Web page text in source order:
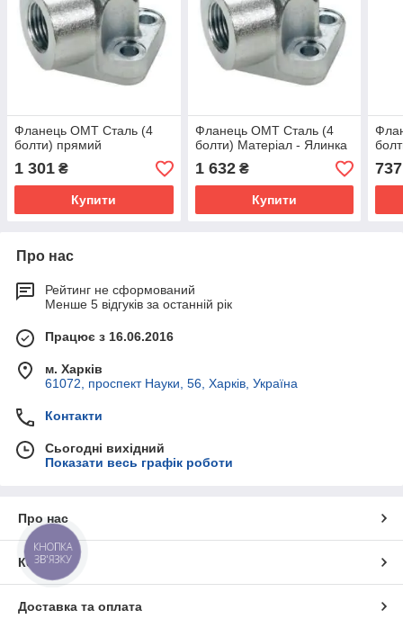
Фланець OMT Сталь (4
болти) прямий
1 301 ₴
Купити
Фланець OMT Сталь (4
болти) Матеріал - Ялинка
1 632₴
Купити
737
Про нас
Рейтинг не сформований
Менше 5 відгуків за останній рік
Працює з 16.06.2016
м. Харків
61072, проспект Науки, 56, Харків, Україна
Контакти
Сьогодні вихідний
Показати весь графік роботи
Про нас
Контакти
Доставка та оплата
КНОПКА
ЗВ'ЯЗКУ